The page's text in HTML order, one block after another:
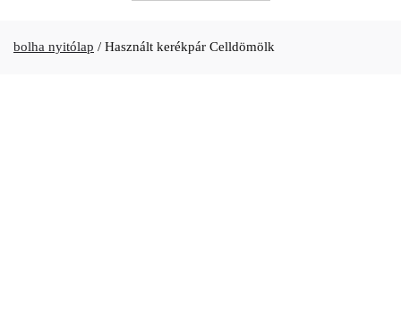
bolha nyitólap / Használt kerékpár Celldömölk